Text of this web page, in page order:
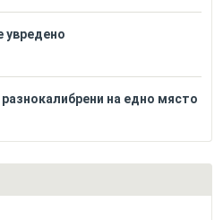
увредено
на едно място